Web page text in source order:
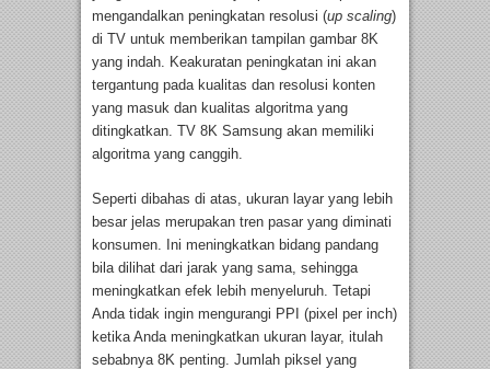
mengandalkan peningkatan resolusi (up scaling)
di TV untuk memberikan tampilan gambar 8K
yang indah. Keakuratan peningkatan ini akan
tergantung pada kualitas dan resolusi konten
yang masuk dan kualitas algoritma yang
ditingkatkan. TV 8K Samsung akan memiliki
algoritma yang canggih.
Seperti dibahas di atas, ukuran layar yang lebih
besar jelas merupakan tren pasar yang diminati
konsumen. Ini meningkatkan bidang pandang
bila dilihat dari jarak yang sama, sehingga
meningkatkan efek lebih menyeluruh. Tetapi
Anda tidak ingin mengurangi PPI (pixel per inch)
ketika Anda meningkatkan ukuran layar, itulah
sebabnya 8K penting. Jumlah piksel yang